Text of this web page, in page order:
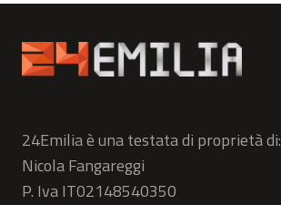
24Emilia è una testata di proprietà di:
Nicola Fangareggi
P. Iva IT02148540350